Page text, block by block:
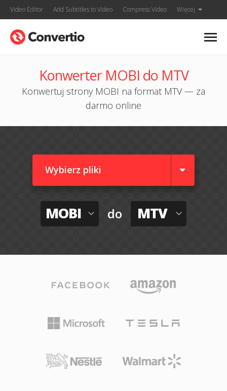
Video Editor Add Subtitles to Video Compress Video Więcej
Konwerter MOBI do MTV
Konwertuj strony MOBI na format MTV — za
darmo online
Wybierz pliki
MOBI do MTV